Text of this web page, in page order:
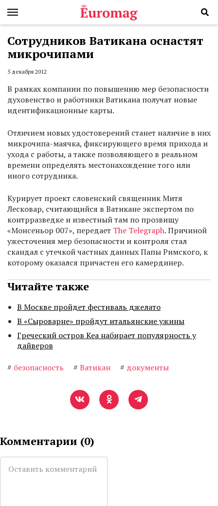
Сотрудников Ватикана оснастят
микрочипами
5 декабря 2012
В рамках компании по повышению мер безопасности
духовенство и работники Ватикана получат новые
идентификационные карты.
Отличием новых удостоверений станет наличие в них
микрочипа-маячка, фиксирующего время прихода и
ухода с работы, а также позволяющего в реальном
времени определять местонахождение того или
иного сотрудника.
Курирует проект словенский священник Митя
Лесковар, считающийся в Ватикане экспертом по
контрразведке и известный там по прозвищу
«Монсеньор 007», передает The Telegraph. Причиной
ужесточения мер безопасности и контроля стал
скандал с утечкой частных данных Папы Римского, к
которому оказался причастен его камердинер.
Читайте также
В Москве пройдет фестиваль джелато
В «Сыроварне» пройдут итальянские ужины
Греческий остров Кеа набирает популярность у
дайверов
# безопасность # Ватикан # документы
Комментарии (0)